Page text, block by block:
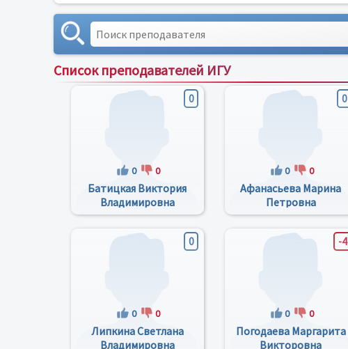
Список преподавателей ИГУ
0
0 0
Батицкая Виктория
Владимировна
0
0 0
Афанасьева Марина
Петровна
0
0 0
Липкина Светлана
Владимировна
-4
0 0
Погодаева Маргарита
Викторовна